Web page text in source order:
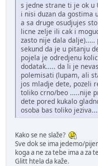
s jedne strane ti je ok u
i nisi duzan da gostima
a sa druge osudjujes
licne zelje ili cak i
zasto nije dala
sekund da je u pitanju
pojela je odredjenu
dodatak..... da li je
polemisati (lupam, ali
jos mladje dete, pozeli
toliko crno/beo .....nije
dete pored kukalo
osoba bas toliko
Kako se ne slaže?
Sve dok se ima jedemo/
koga a ne za tebe ima a za
Glitt htela da kaže.